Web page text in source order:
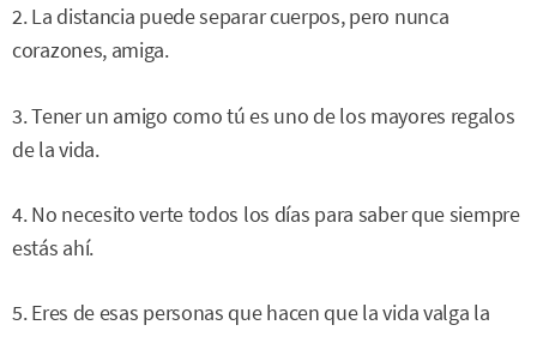
2. La distancia puede separar cuerpos, pero nunca
corazones, amiga.
3. Tener un amigo como tú es uno de los mayores regalos
de la vida.
4. No necesito verte todos los días para saber que siempre
estás ahí.
5. Eres de esas personas que hacen que la vida valga la